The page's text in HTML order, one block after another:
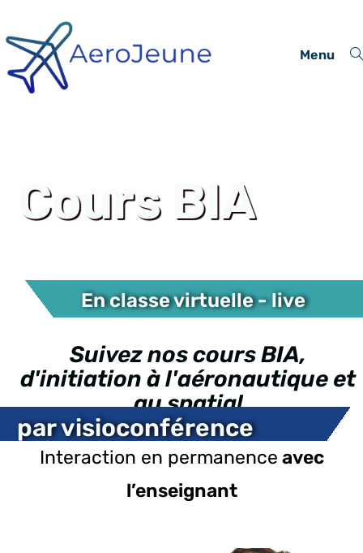
Menu
Cours BIA
En classe virtuelle - live
Suivez nos cours BIA,
d'initiation à l'aéronautique et
au spatial
par visioconférence
Interaction en permanence avec
l’enseignant